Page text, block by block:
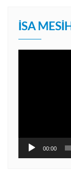
İSA
00:00